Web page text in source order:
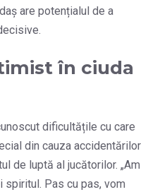
are potențialul de a
în ciuda
dificultățile cu care
din cauza accidentărilor
de luptă al jucătorilor. „Am
spiritul. Pas cu pas, vom